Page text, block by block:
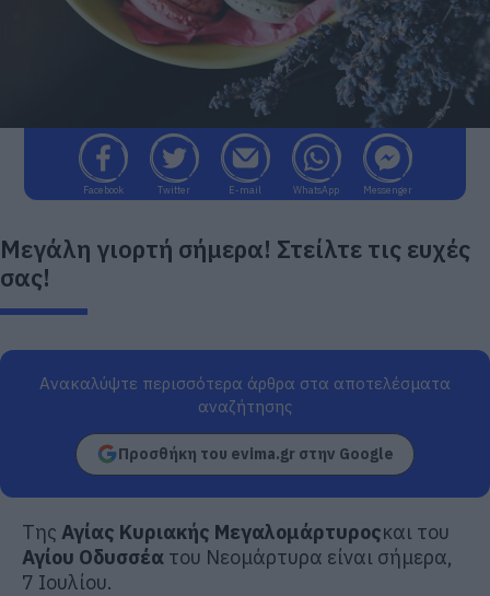
Facebook Twitter E-mail WhatsApp Messenger
Μεγάλη γιορτή σήμερα! Στείλτε τις ευχές
σας!
Ανακαλύψτε περισσότερα άρθρα στα αποτελέσματα
αναζήτησης
Προσθήκη του evima.gr στην Google
Της Αγίας Κυριακής Μεγαλομάρτυροςκαι του
Αγίου Οδυσσέα του Νεομάρτυρα είναι σήμερα,
7 Ιουλίου.